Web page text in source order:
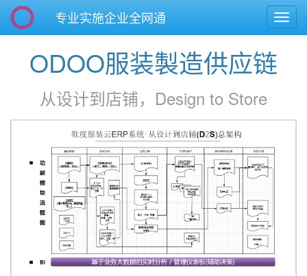
切
换
专业实施企业全网通
ODOO服装製造供应链
从设计到店铺，Design to Store